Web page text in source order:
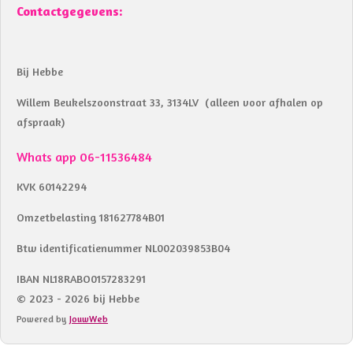
Contactgegevens:
Bij Hebbe
Willem Beukelszoonstraat 33, 3134LV (alleen voor afhalen op
afspraak)
Whats app 06-11536484
KVK 60142294
Omzetbelasting 181627784B01
Btw identificatienummer NL002039853B04
IBAN NL18RABO0157283291
© 2023 - 2026 bij Hebbe
Powered by JouwWeb